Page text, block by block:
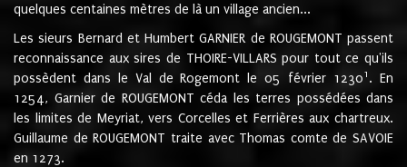
quelques centaines mètres de là un village ancien...
Les sieurs Bernard et Humbert GARNIER de ROUGEMONT passent
reconnaissance aux sires de THOIRE-VILLARS pour tout ce qu'ils
possèdent dans le Val de Rogemont le 05 février 12301 . En
1254, Garnier de ROUGEMONT céda les terres possédées dans
les limites de Meyriat, vers Corcelles et Ferrières aux chartreux.
Guillaume de ROUGEMONT traite avec Thomas comte de SAVOIE
en 1273.